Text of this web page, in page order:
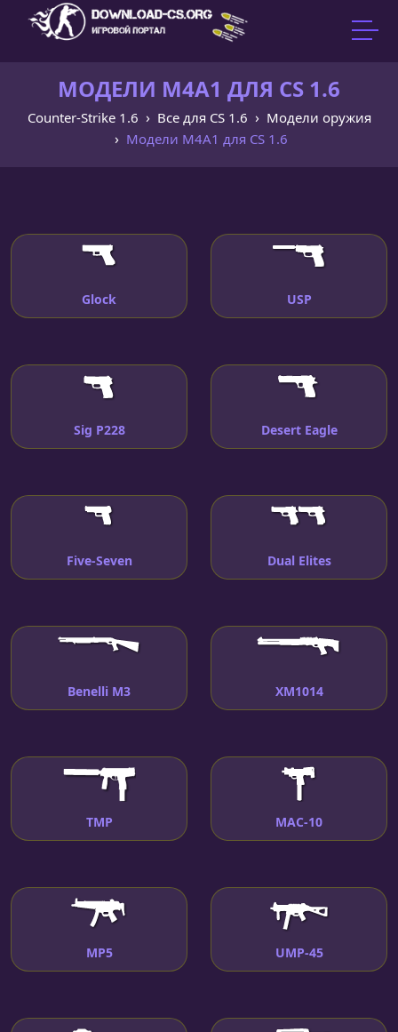
МОДЕЛИ M4A1 ДЛЯ CS 1.6
Counter-Strike 1.6 Все для CS 1.6
Модели оружия
Модели M4A1 для CS 1.6
Glock USP
Sig P228 Desert Eagle
Five-Seven Dual Elites
Benelli M3 XM1014
TMP MAC-10
MP5 UMP-45